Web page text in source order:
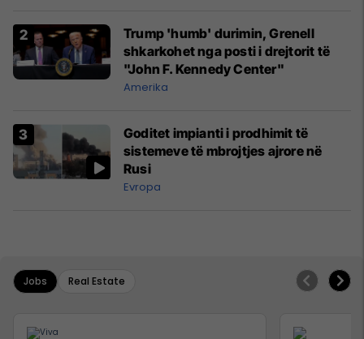
Trump 'humb' durimin, Grenell
shkarkohet nga posti i drejtorit të
"John F. Kennedy Center"
Amerika
Goditet impianti i prodhimit të
sistemeve të mbrojtjes ajrore në
Rusi
Evropa
Jobs Real Estate